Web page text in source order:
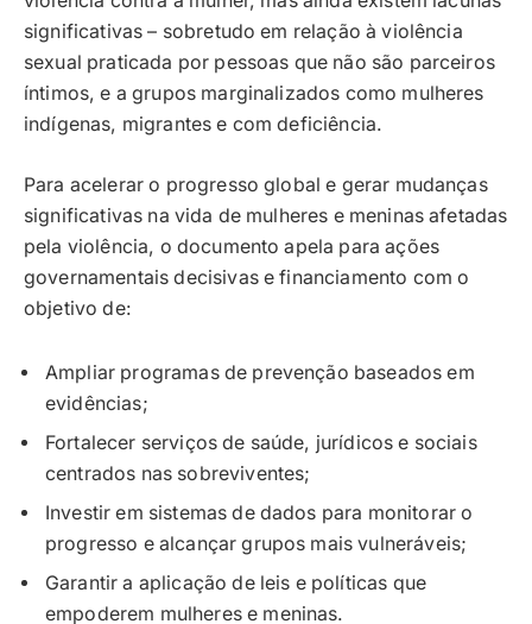
significativas – sobretudo em relação à violência
sexual praticada por pessoas que não são parceiros
íntimos, e a grupos marginalizados como mulheres
indígenas, migrantes e com deficiência.
Para acelerar o progresso global e gerar mudanças
significativas na vida de mulheres e meninas afetadas
pela violência, o documento apela para ações
governamentais decisivas e financiamento com o
objetivo de:
Ampliar programas de prevenção baseados em
evidências;
Fortalecer serviços de saúde, jurídicos e sociais
centrados nas sobreviventes;
Investir em sistemas de dados para monitorar o
progresso e alcançar grupos mais vulneráveis;
Garantir a aplicação de leis e políticas que
empoderem mulheres e meninas.